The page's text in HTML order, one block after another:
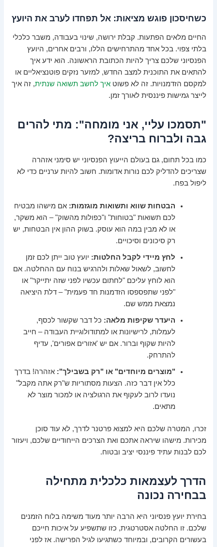
כשחיסכון פוגש מציאות: אל תפחדו לערב את היועץ
החיים מלאים הפתעות. קבלת ירושה, שינוי בעבודה, משבר כלכלי
בלתי צפוי. בכל אחד מהתרחישים הללו, ורבים אחרים, היועץ
הפנסיוני שלכם צריך להיות הכתובת הראשונה. הוא ידע איך
להתאים את התוכנית למצב החדש, למזער נזקים פוטנציאליים או
למקסם הזדמנויות. זה לא פשוטאיך לחשב תשואה שנתית, זה איך
לייצר גמישות פיננסית לאורך זמן.
"תסמכו עליי, אני מומחה": מתי להרים
גבה ולברוח בריצה?
כמו בכל תחום, גם בעולם הייעוץ הפנסיוני יש סימני אזהרה
שצריכים להדליק לכם נורות אדומות. חשוב להיות ערניים כדי לא
ליפול בפח.
הבטחות שווא ותשואות מוגזמות: אם מישהו מבטיח
לכם תשואות "בטוחות" ו"כפולות מהשוק" – הוא משקר,
או לא מבין במה הוא עוסק. בשוק ההון אין הבטחות, יש
רק סיכונים וסיכויים.
לחץ מיידי לקבל החלטות: יועץ טוב ייתן לכם זמן
לחשוב, לשאול שאלות ולהרגיש בנוח עם ההחלטה. אם
הוא לוחץ עליכם "לחתום עכשיו לפני שזה יתייקר" או
"לפני שתפספסו הזדמנות חד פעמית" – דלת היציאה
נמצאת ממש שם.
היעדר שקיפות מלאה: כל דבר שקשור לכסף,
לעמלות, לרישיונות או למתודולוגיית העבודה – חייב
להיות שקוף וברור. אם יש 'אזורים אפורים', עדיף
להתרחק.
"מוצרים מיוחדים" או "רק בשבילך": אזהרה! בדרך
כלל אין דבר כזה. הצעות מסתוריות ש"רק אתה מקבל"
נועדו לרוב לעקוף את הרגולציה או למכור מוצר לא
מתאים.
זכרו, המטרה שלכם היא למצוא פרטנר לדרך, לא עוד סוכן
מכירות. מישהו שיראה אתכם ואת הצרכים הייחודיים שלכם, ויעזור
לכם לבנות עתיד פיננסי יציב ובטוח.
הדרך לעצמאות כלכלית מתחילה
בבחירה נכונה
בחירת יועץ פנסיוני היא הרבה יותר מעוד משימה בלוח הזמנים
שלכם. זו החלטה אסטרטגית, כזו שתשפיע על איכות חייכם
בעשורים הקרובים, ובמיוחד כשתגיעו לגיל הפרישה. אז לפני